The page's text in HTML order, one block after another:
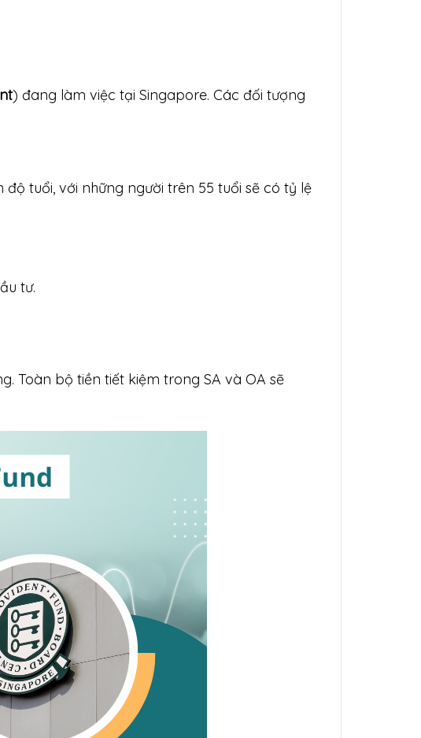
) đang làm việc tại Singapore. Các đối tượng
tuổi, với những người trên 55 tuổi sẽ có tỷ lệ
tư.
Toàn bộ tiền tiết kiệm trong SA và OA sẽ